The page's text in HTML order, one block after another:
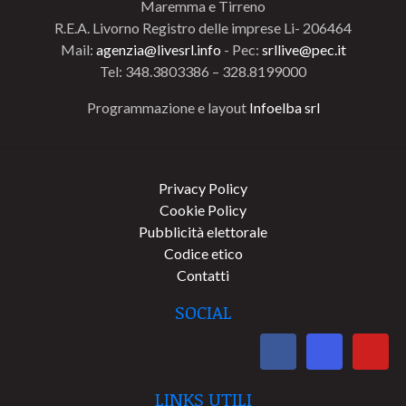
Maremma e Tirreno
R.E.A. Livorno Registro delle imprese Li- 206464
Mail: agenzia@livesrl.info - Pec: srllive@pec.it
Tel: 348.3803386 – 328.8199000
Programmazione e layout Infoelba srl
Privacy Policy
Cookie Policy
Pubblicità elettorale
Codice etico
Contatti
SOCIAL
LINKS UTILI